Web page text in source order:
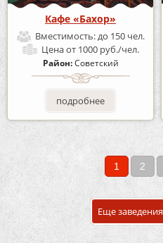
Кафе «Бахор»
Вместимость:до 150 чел.
Ценаот 1000 руб./чел.
Район:Советский
подробнее
Страницы 1 2
Еще